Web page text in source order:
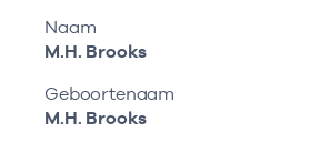
Naam
M.H. Brooks
Geboortenaam
M.H. Brooks